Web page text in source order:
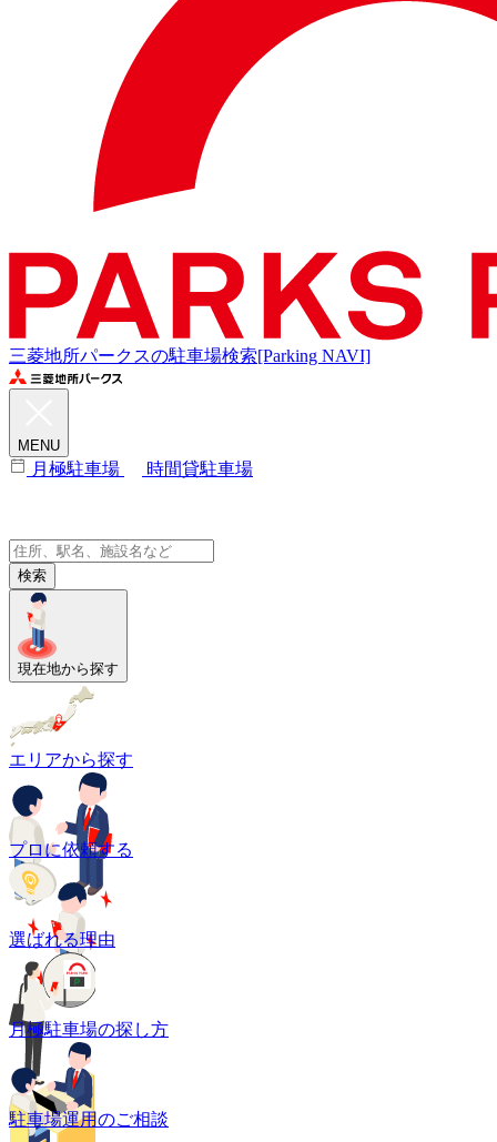
三菱地所パークスの駐車場検索[Parking NAVI]
MENU
月極駐車場 時間貸駐車場
検索
現在地から探す
エリアから探す
プロに依頼する
選ばれる理由
月極駐車場の探し方
駐車場運用のご相談